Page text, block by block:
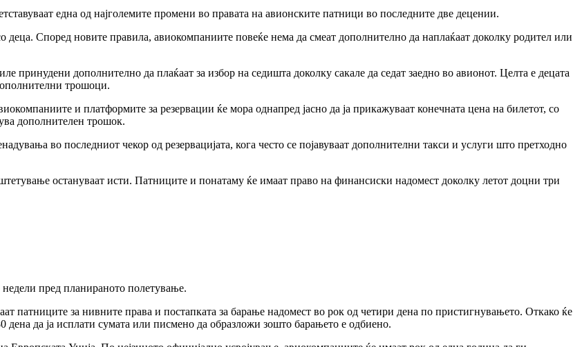
една од најголемите промени во правата на авионските патници во последните две децении.
деца. Според новите правила, авиокомпаниите повеќе нема да смеат дополнително да наплаќаат доколку родител или
принудени дополнително да плаќаат за избор на седишта доколку сакале да седат заедно во авионот. Целта е децата
трошоци.
и платформите за резервации ќе мора однапред јасно да ја прикажуваат конечната цена на билетот, со
дополнителен трошок.
во последниот чекор од резервацијата, кога често се појавуваат дополнителни такси и услуги што претходно
остануваат исти. Патниците и понатаму ќе имаат право на финансиски надомест доколку летот доцни три
пред планираното полетување.
патниците за нивните права и постапката за барање надомест во рок од четири дена по пристигнувањето. Откако ќе
дена да ја исплати сумата или писмено да образложи зошто барањето е одбиено.